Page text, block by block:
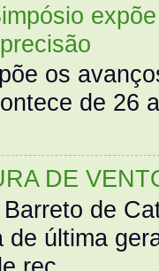
os
de 26
DE
de
de última